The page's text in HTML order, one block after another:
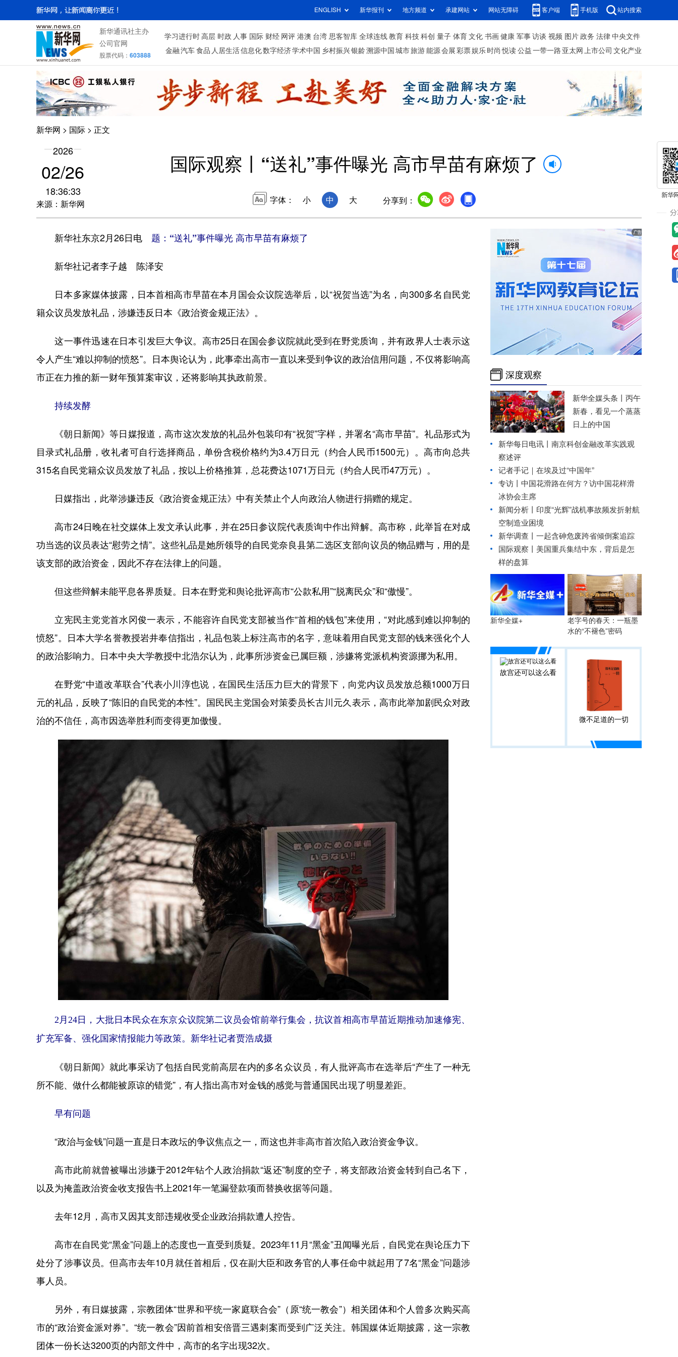
ENGLISH 新华报刊 地方频道 承建网站 网站无障碍 客户端 手机版 站内搜索
新华通讯社主办
公司官网
股票代码： 603888
学习进行时 高层 时政 人事 国际 财经 网评 港澳 台湾 思客智库 全球连线 教育 科技 科创 量子 体育 文化 书画 健康 军事 访谈 视频 图片 政务 法律 中央文件
金融 汽车 食品 人居生活信息化数字经济学术中国 乡村振兴银龄溯源中国 城市旅游 能源 会展 彩票娱乐 时尚 悦读 公益 一带一路 亚太网 上市公司 文化产业
新华网 > 国际 > 正文
2026
02/26
18:36:33
来源：新华网
国际观察丨“送礼”事件曝光 高市早苗有麻烦了
字体： 小 中 大 分享到：
新华社东京2月26日电 题：“送礼”事件曝光 高市早苗有麻烦了
新华社记者李子越 陈泽安
日本多家媒体披露，日本首相高市早苗在本月国会众议院选举后，以“祝贺当选”为名，向300多名自民党
籍众议员发放礼品，涉嫌违反日本《政治资金规正法》。
这一事件迅速在日本引发巨大争议。高市25日在国会参议院就此受到在野党质询，并有政界人士表示这
令人产生“难以抑制的愤怒”。日本舆论认为，此事牵出高市一直以来受到争议的政治信用问题，不仅将影响高
市正在力推的新一财年预算案审议，还将影响其执政前景。
持续发酵
《朝日新闻》等日媒报道，高市这次发放的礼品外包装印有“祝贺”字样，并署名“高市早苗”。礼品形式为
目录式礼品册，收礼者可自行选择商品，单份含税价格约为3.4万日元（约合人民币1500元）。高市向总共
315名自民党籍众议员发放了礼品，按以上价格推算，总花费达1071万日元（约合人民币47万元）。
日媒指出，此举涉嫌违反《政治资金规正法》中有关禁止个人向政治人物进行捐赠的规定。
高市24日晚在社交媒体上发文承认此事，并在25日参议院代表质询中作出辩解。高市称，此举旨在对成
功当选的议员表达“慰劳之情”。这些礼品是她所领导的自民党奈良县第二选区支部向议员的物品赠与，用的是
该支部的政治资金，因此不存在法律上的问题。
但这些辩解未能平息各界质疑。日本在野党和舆论批评高市“公款私用”“脱离民众”和“傲慢”。
立宪民主党党首水冈俊一表示，不能容许自民党支部被当作“首相的钱包”来使用，“对此感到难以抑制的
愤怒”。日本大学名誉教授岩井奉信指出，礼品包装上标注高市的名字，意味着用自民党支部的钱来强化个人
的政治影响力。日本中央大学教授中北浩尔认为，此事所涉资金已属巨额，涉嫌将党派机构资源挪为私用。
在野党“中道改革联合”代表小川淳也说，在国民生活压力巨大的背景下，向党内议员发放总额1000万日
元的礼品，反映了“陈旧的自民党的本性”。国民民主党国会对策委员长古川元久表示，高市此举加剧民众对政
治的不信任，高市因选举胜利而变得更加傲慢。
2月24日，大批日本民众在东京众议院第二议员会馆前举行集会，抗议首相高市早苗近期推动加速修宪、
扩充军备、强化国家情报能力等政策。新华社记者贾浩成摄
《朝日新闻》就此事采访了包括自民党前高层在内的多名众议员，有人批评高市在选举后“产生了一种无
所不能、做什么都能被原谅的错觉”，有人指出高市对金钱的感觉与普通国民出现了明显差距。
早有问题
“政治与金钱”问题一直是日本政坛的争议焦点之一，而这也并非高市首次陷入政治资金争议。
高市此前就曾被曝出涉嫌于2012年钻个人政治捐款“返还”制度的空子，将支部政治资金转到自己名下，
以及为掩盖政治资金收支报告书上2021年一笔漏登款项而替换收据等问题。
去年12月，高市又因其支部违规收受企业政治捐款遭人控告。
高市在自民党“黑金”问题上的态度也一直受到质疑。2023年11月“黑金”丑闻曝光后，自民党在舆论压力下
处分了涉事议员。但高市去年10月就任首相后，仅在副大臣和政务官的人事任命中就起用了7名“黑金”问题涉
事人员。
另外，有日媒披露，宗教团体“世界和平统一家庭联合会”（原“统一教会”）相关团体和个人曾多次购买高
市的“政治资金派对券”。“统一教会”因前首相安倍晋三遇刺案而受到广泛关注。韩国媒体近期披露，这一宗教
团体一份长达3200页的内部文件中，高市的名字出现32次。
深度观察
新华全媒头条丨 丙午
新春，看见一个蒸蒸
日上的中国
新华每日电讯丨 南京科创金融改革实践观
察述评
记者手记｜在埃及过“中国年”
专访丨中国花滑路在何方？访中国花样滑
冰协会主席
新闻分析丨印度“光辉”战机事故频发折射航
空制造业困境
新华调查丨 一起含砷危废跨省倾倒案追踪
国际观察丨 美国重兵集结中东，背后是怎
样的盘算
新华全媒+
老字号的春天：一瓶墨
水的“不褪色”密码
故宫还可以这么看
微不足道的一切